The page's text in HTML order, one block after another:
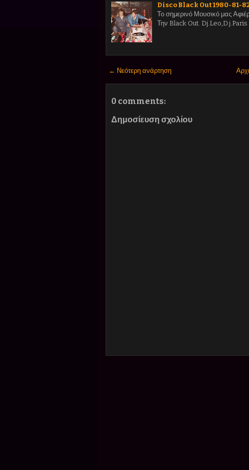
Disco Black Out 1980-81-
Το σημερινό Μουσικό μας
Την Black Out. Dj.Leo,D.j.Paris
← Νεότερη ανάρτηση
0 comments:
Δημοσίευση σχολίου